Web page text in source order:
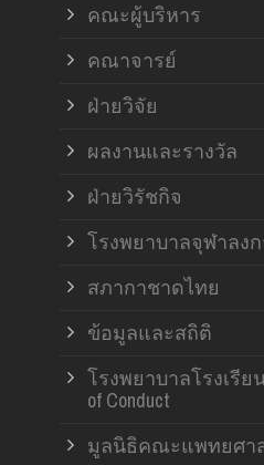
คณะผู้บริหาร
คณาจารย์
ฝ่ายวิจัย
ผลงานและรางวัล
ฝ่ายวิรัชกิจ
โรงพยาบาลจุฬาลง
สภากาชาดไทย
ข้อมูลและสถิติ
โรงพยาบาลโรงเรี
of Conduct
มูลนิธิคณะแพทยศา